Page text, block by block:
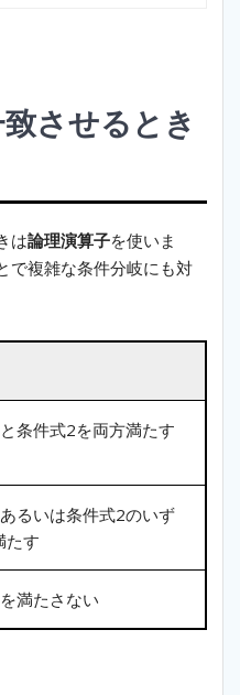
させるとき
は論理演算子を使いま
で複雑な条件分岐にも対
条件式2を両方満たす
るいは条件式2のいず
たす
満たさない